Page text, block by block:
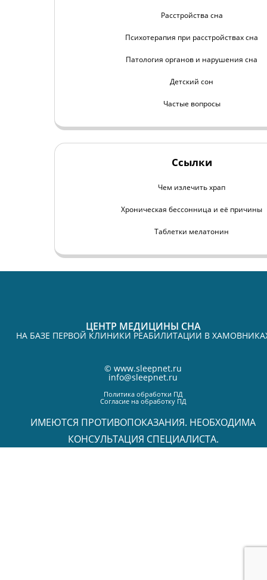
Расстройства сна
Психотерапия при расстройствах сна
Патология органов и нарушения сна
Детский сон
Частые вопросы
Ссылки
Чем излечить храп
Хроническая бессонница и её причины
Таблетки мелатонин
ЦЕНТР МЕДИЦИНЫ СНА
НА БАЗЕ ПЕРВОЙ КЛИНИКИ РЕАБИЛИТАЦИИ В
© www.sleepnet.ru
info@sleepnet.ru
Политика обработки ПД
Согласие на обработку ПД
ИМЕЮТСЯ ПРОТИВОПОКАЗАНИЯ. НЕОБХОДИМА
КОНСУЛЬТАЦИЯ СПЕЦИАЛИСТА.